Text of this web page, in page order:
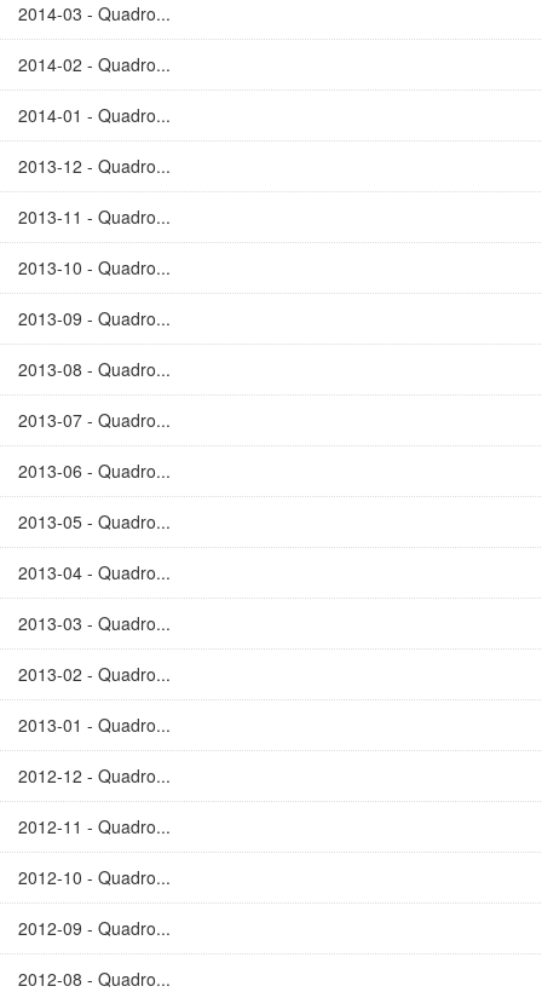
2014-03 - Quadro...
2014-02 - Quadro...
2014-01 - Quadro...
2013-12 - Quadro...
2013-11 - Quadro...
2013-10 - Quadro...
2013-09 - Quadro...
2013-08 - Quadro...
2013-07 - Quadro...
2013-06 - Quadro...
2013-05 - Quadro...
2013-04 - Quadro...
2013-03 - Quadro...
2013-02 - Quadro...
2013-01 - Quadro...
2012-12 - Quadro...
2012-11 - Quadro...
2012-10 - Quadro...
2012-09 - Quadro...
2012-08 - Quadro...